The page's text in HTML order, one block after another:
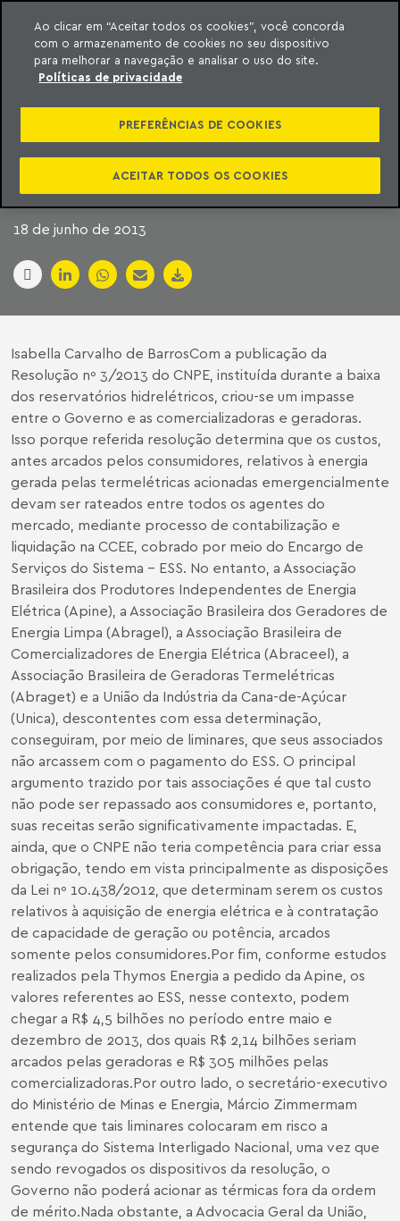
o conteúdo
Machado Meyer
O IMPASSE CRIADO
PELA RESOLUÇÃO
NÚMERO 3 DO CNPE
18 de junho de 2013
Isabella Carvalho de BarrosCom a publicação da
Resolução nº 3/2013 do CNPE, instituída durante a baixa
dos reservatórios hidrelétricos, criou-se um impasse
entre o Governo e as comercializadoras e geradoras.
Isso porque referida resolução determina que os custos,
antes arcados pelos consumidores, relativos à energia
gerada pelas termelétricas acionadas emergencialmente
devam ser rateados entre todos os agentes do
mercado, mediante processo de contabilização e
liquidação na CCEE, cobrado por meio do Encargo de
Serviços do Sistema – ESS. No entanto, a Associação
Brasileira dos Produtores Independentes de Energia
Elétrica (Apine), a Associação Brasileira dos Geradores de
Energia Limpa (Abragel), a Associação Brasileira de
Comercializadores de Energia Elétrica (Abraceel), a
Associação Brasileira de Geradoras Termelétricas
(Abraget) e a União da Indústria da Cana-de-Açúcar
(Unica), descontentes com essa determinação,
conseguiram, por meio de liminares, que seus associados
não arcassem com o pagamento do ESS. O principal
argumento trazido por tais associações é que tal custo
não pode ser repassado aos consumidores e, portanto,
suas receitas serão significativamente impactadas. E,
ainda, que o CNPE não teria competência para criar essa
obrigação, tendo em vista principalmente as disposições
da Lei nº 10.438/2012, que determinam serem os custos
relativos à aquisição de energia elétrica e à contratação
de capacidade de geração ou potência, arcados
somente pelos consumidores.Por fim, conforme estudos
realizados pela Thymos Energia a pedido da Apine, os
valores referentes ao ESS, nesse contexto, podem
chegar a R$ 4,5 bilhões no período entre maio e
dezembro de 2013, dos quais R$ 2,14 bilhões seriam
arcados pelas geradoras e R$ 305 milhões pelas
comercializadoras.Por outro lado, o secretário-executivo
do Ministério de Minas e Energia, Márcio Zimmermam
entende que tais liminares colocaram em risco a
segurança do Sistema Interligado Nacional, uma vez que
sendo revogados os dispositivos da resolução, o
Governo não poderá acionar as térmicas fora da ordem
de mérito.Nada obstante, a Advocacia Geral da União,
Ao clicar em “Aceitar todos os cookies”, você concorda
com o armazenamento de cookies no seu dispositivo
para melhorar a navegação e analisar o uso do site.
Políticas de privacidade
PREFERÊNCIAS DE COOKIES
ACEITAR TODOS OS COOKIES